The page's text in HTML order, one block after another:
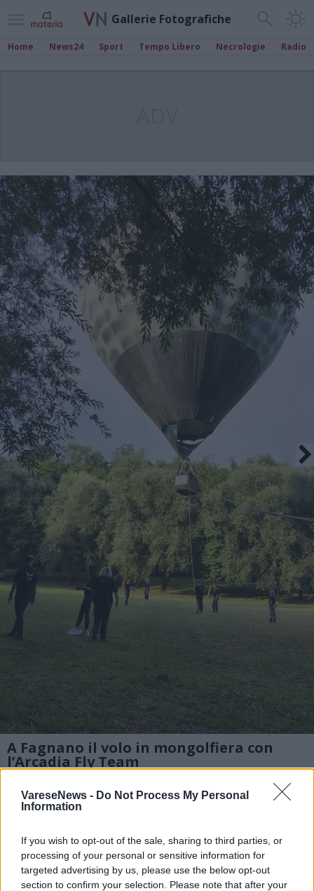
VareseNews - Do Not Process My Personal
Information
If you wish to opt-out of the sale, sharing to third parties, or
processing of your personal or sensitive information for
targeted advertising by us, please use the below opt-out
section to confirm your selection. Please note that after your
Gallerie Fotografiche
Home News24 Sport Tempo Libero Necrologie Radio
A Fagnano il volo in mongolfiera con
l’Arcadia Fly Team
Una giornata con il naso all’insù e la
possibilità di provare l’emozione del volo in
mongolfiera. Si è svolto domenica
all’approdo Calipolis di Fagnano Olona
l’evento organizzato dall’Arcadia Fly Team